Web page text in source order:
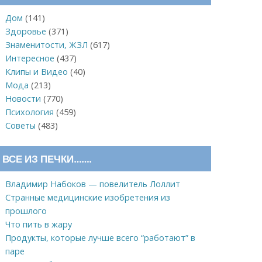
Дом (141)
Здоровье (371)
Знаменитости, ЖЗЛ (617)
Интересное (437)
Клипы и Видео (40)
Мода (213)
Новости (770)
Психология (459)
Советы (483)
ВСЕ ИЗ ПЕЧКИ…….
Владимир Набоков — повелитель Лоллит
Странные медицинские изобретения из
прошлого
Что пить в жару
Продукты, которые лучше всего “работают” в
паре